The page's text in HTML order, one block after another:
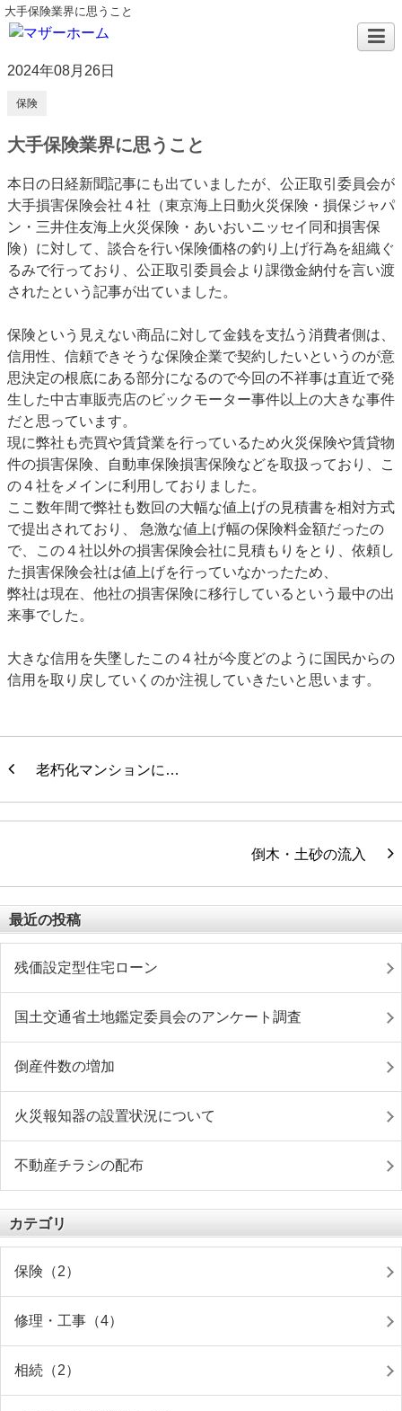
大手保険業界に思うこと
2024年08月26日
保険
大手保険業界に思うこと
本日の日経新聞記事にも出ていましたが、公正取引委員会が
大手損害保険会社４社（東京海上日動火災保険・損保ジャパ
ン・三井住友海上火災保険・あいおいニッセイ同和損害保
険）に対して、談合を行い保険価格の釣り上げ行為を組織ぐ
るみで行っており、公正取引委員会より課徴金納付を言い渡
されたという記事が出ていました。
保険という見えない商品に対して金銭を支払う消費者側は、
信用性、信頼できそうな保険企業で契約したいというのが意
思決定の根底にある部分になるので今回の不祥事は直近で発
生した中古車販売店のビックモーター事件以上の大きな事件
だと思っています。
現に弊社も売買や賃貸業を行っているため火災保険や賃貸物
件の損害保険、自動車保険損害保険などを取扱っており、こ
の４社をメインに利用しておりました。
ここ数年間で弊社も数回の大幅な値上げの見積書を相対方式
で提出されており、 急激な値上げ幅の保険料金額だったの
で、この４社以外の損害保険会社に見積もりをとり、依頼し
た損害保険会社は値上げを行っていなかったため、
弊社は現在、他社の損害保険に移行しているという最中の出
来事でした。
大きな信用を失墜したこの４社が今度どのように国民からの
信用を取り戻していくのか注視していきたいと思います。
老朽化マンションに…
倒木・土砂の流入
最近の投稿
残価設定型住宅ローン
国土交通省土地鑑定委員会のアンケート調査
倒産件数の増加
火災報知器の設置状況について
不動産チラシの配布
カテゴリ
保険（2）
修理・工事（4）
相続（2）